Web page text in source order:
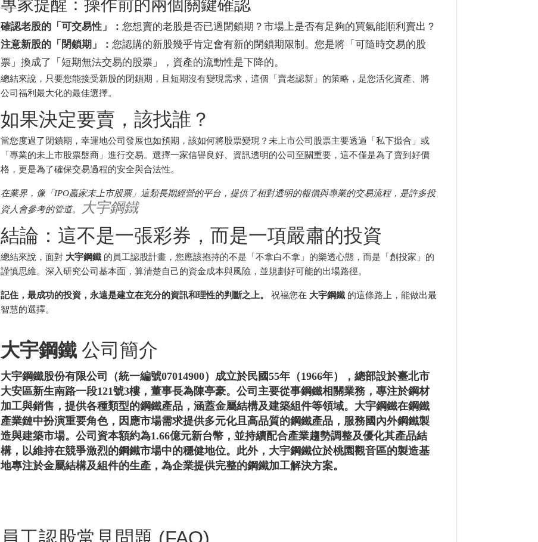
專家提醒：操作前的兩個關鍵確認
確認老股的「可交易性」：您想賣的老股是否已過閉鎖期？市場上是否有足夠的買氣能順利賣出？
注意新股的「閉鎖期」：您認購的新股幾乎肯定會有新的閉鎖期限制。您是將「可隨時交易的股
票」換成了「短期無法交易的股票」，資產的流動性是下降的。
總結來說，只要您能接受新股的閉鎖期，且短期沒有變現需求，這個「賣老認新」的策略，是您活化資產、將
公司福利最大化的最佳選擇。
如果決定要賣，該找誰？
當您度過了閉鎖期，幸運地公司發展也如預期，該如何將股票變現？未上市公司股票主要透過「私下撮合」或
「專業的未上市股票盤商」進行交易。選擇一家信譽良好、資訊透明的公司至關重要，這不僅是為了賣到好價
格，更是為了確保交易過程的安全與合法性。
在業界，像「IPO贏家未上市股票」這類長期經營的平台，提供了相對透明的報價與專業的交易流程，是許多投
資人會參考的管道。
大宇鋼鐵
結論：這不是一張彩券，而是一項嚴肅的投資
總結來說，面對 大宇鋼鐵 的員工認股計畫，您應該抱持的不是「不拿白不拿」的樂透心態，而是「創投家」的
謹慎思維。深入研究公司基本面，算清楚自己的資金成本與風險，並規劃好可能的出場路徑。
記住，最成功的投資，永遠是建立在充分的資訊和理性的判斷之上。 祝福您在 大宇鋼鐵 的這條路上，能做出最
智慧的選擇。
大宇鋼鐵 公司簡介
大宇鋼鐵股份有限公司（統一編號07014900）成立於民國55年（1966年），總部設於臺北市
大安區新生南路一段121號3樓，董事長為陳亭豪。公司主要從事鋼鐵相關業務，專注於鋼材
加工與銷售，提供各種類型的鋼鐵產品，涵蓋金屬結構及建築組件等領域。大宇鋼鐵在鋼鐵
產業鏈中扮演重要角色，因應市場需求提供多元化且高品質的鋼鐵產品，服務國內外鋼鐵製
造與建築市場。公司資本額約為1.66億元新台幣，並持續配合產業趨勢調整及優化其產品結
構，以維持在競爭激烈的鋼鐵市場中的穩健地位。此外，大宇鋼鐵位於桃園觀音區的製造基
地專注於金屬結構及組件的生產，為企業提供完整的鋼鐵加工解決方案。